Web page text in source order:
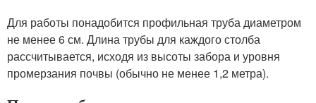
Для работы понадобится профильная труба диаметром
не менее 6 см. Длина трубы для каждого столба
рассчитывается, исходя из высоты забора и уровня
промерзания почвы (обычно не менее 1,2 метра).